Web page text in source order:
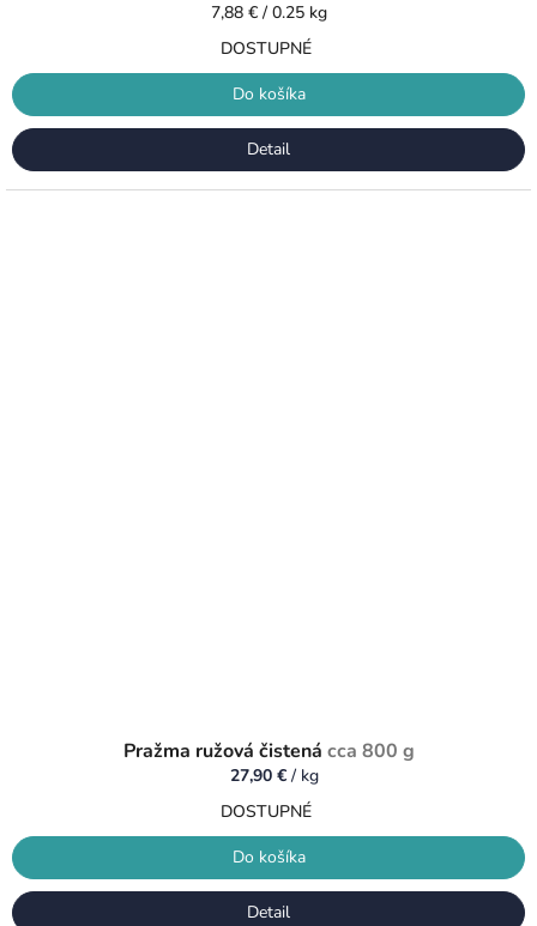
Jednotková
7,88 € / 0.25 kg
DOSTUPNÉ
Do košíka
Detail
Pražma ružová čistená cca 800 g
27,90 € / kg
DOSTUPNÉ
Do košíka
Detail